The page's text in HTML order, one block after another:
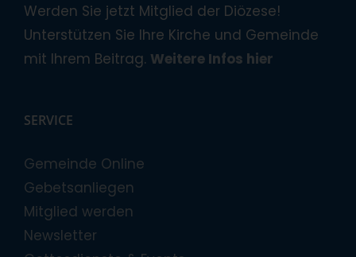
Werden Sie jetzt Mitglied der Diözese!
Unterstützen Sie Ihre Kirche und Gemeinde
mit Ihrem Beitrag. Weitere Infos hier
SERVICE
Gemeinde Online
Gebetsanliegen
Mitglied werden
Newsletter